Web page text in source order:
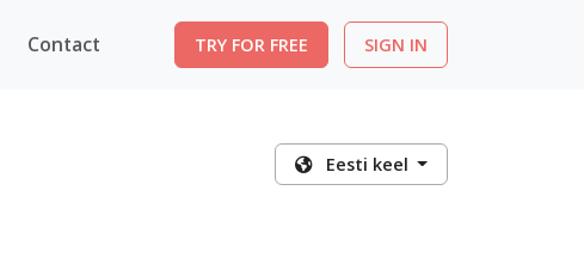
Contact TRY FOR FREE SIGN IN
Eesti keel